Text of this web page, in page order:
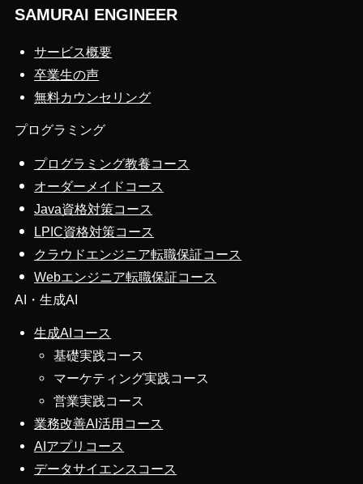
SAMURAI ENGINEER
サービス概要
卒業生の声
無料カウンセリング
プログラミング
プログラミング教養コース
オーダーメイドコース
Java資格対策コース
LPIC資格対策コース
クラウドエンジニア転職保証コース
Webエンジニア転職保証コース
AI・生成AI
生成AIコース
基礎実践コース
マーケティング実践コース
営業実践コース
業務改善AI活用コース
AIアプリコース
データサイエンスコース